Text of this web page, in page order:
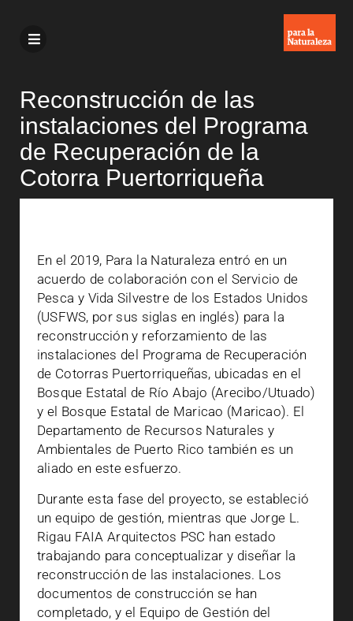
Reconstrucción de las
instalaciones del Programa
de Recuperación de la
Cotorra Puertorriqueña
En el 2019, Para la Naturaleza entró en un
acuerdo de colaboración con el Servicio de
Pesca y Vida Silvestre de los Estados Unidos
(USFWS, por sus siglas en inglés) para la
reconstrucción y reforzamiento de las
instalaciones del Programa de Recuperación
de Cotorras Puertorriqueñas, ubicadas en el
Bosque Estatal de Río Abajo (Arecibo/Utuado)
y el Bosque Estatal de Maricao (Maricao). El
Departamento de Recursos Naturales y
Ambientales de Puerto Rico también es un
aliado en este esfuerzo.
Durante esta fase del proyecto, se estableció
un equipo de gestión, mientras que Jorge L.
Rigau FAIA Arquitectos PSC han estado
trabajando para conceptualizar y diseñar la
reconstrucción de las instalaciones. Los
documentos de construcción se han
completado, y el Equipo de Gestión del